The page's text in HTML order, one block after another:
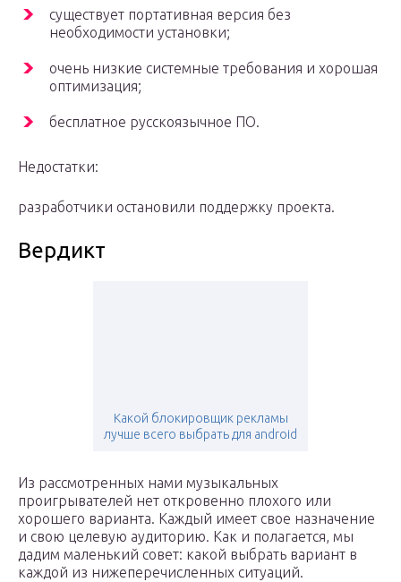
существует портативная версия без
необходимости установки;
очень низкие системные требования и хорошая
оптимизация;
бесплатное русскоязычное ПО.
Недостатки:
разработчики остановили поддержку проекта.
Вердикт
Какой блокировщик рекламы
лучше всего выбрать для android
Из рассмотренных нами музыкальных
проигрывателей нет откровенно плохого или
хорошего варианта. Каждый имеет свое назначение
и свою целевую аудиторию. Как и полагается, мы
дадим маленький совет: какой выбрать вариант в
каждой из нижеперечисленных ситуаций.